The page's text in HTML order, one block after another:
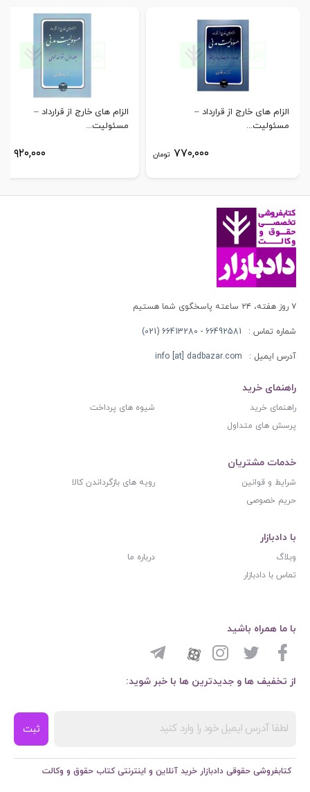
الزام های خارج از قرارداد –
مسئولیت...
۷۷۰,۰۰۰ تومان
الزام های خارج از قرارداد –
مسئولیت...
۹۲۰,۰۰۰
۷ روز هفته، ۲۴ ساعته پاسخگوی شما هستیم
شماره تماس : 66492581 - 66413280 (021)
آدرس ایمیل : info [at] dadbazar.com
راهنمای خرید
راهنمای خرید
شیوه های پرداخت
پرسش های متداول
خدمات مشتریان
شرایط و قوانین
رویه های بازگرداندن کالا
حریم خصوصی
با دادبازار
وبلاگ
درباره ما
تماس با دادبازار
از تخفیف ها و جدیدترین ها با خبر شوید:
ثبت
با ما همراه باشید
کتابفروشی حقوقی دادبازار خرید آنلاین و اینترنتی کتاب حقوق و وکالت